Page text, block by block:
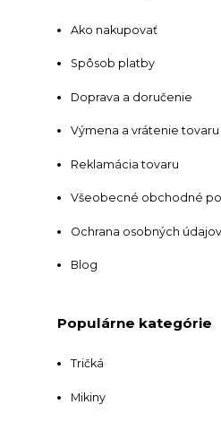
Ako nakupovať
Spôsob platby
Doprava a doručenie
Výmena a vrátenie tovaru
Reklamácia tovaru
Všeobecné obchodné
Ochrana osobných údajov
Blog
Populárne kategórie
Tričká
Mikiny